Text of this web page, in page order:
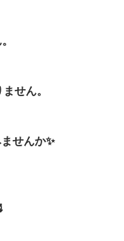
せん。
せんか✨